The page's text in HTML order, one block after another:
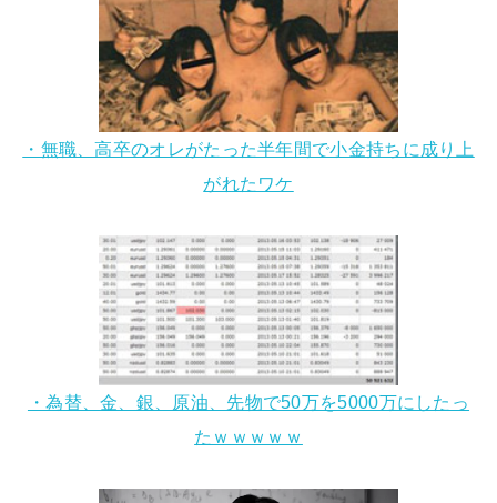
・無職、高卒のオレがたった半年間で小金持ちに成り上
がれたワケ
・為替、金、銀、原油、先物で50万を5000万にしたっ
たｗｗｗｗｗ